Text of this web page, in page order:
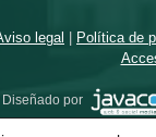
legal Política de
Diseñado por